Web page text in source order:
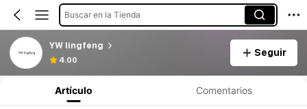
Buscar en la Tienda
YW lingfeng
4.00
Seguir
Artículo Comentarios